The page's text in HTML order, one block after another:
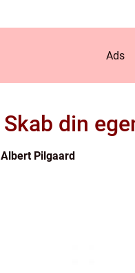
Ads
Skab din
Albert Pilgaard